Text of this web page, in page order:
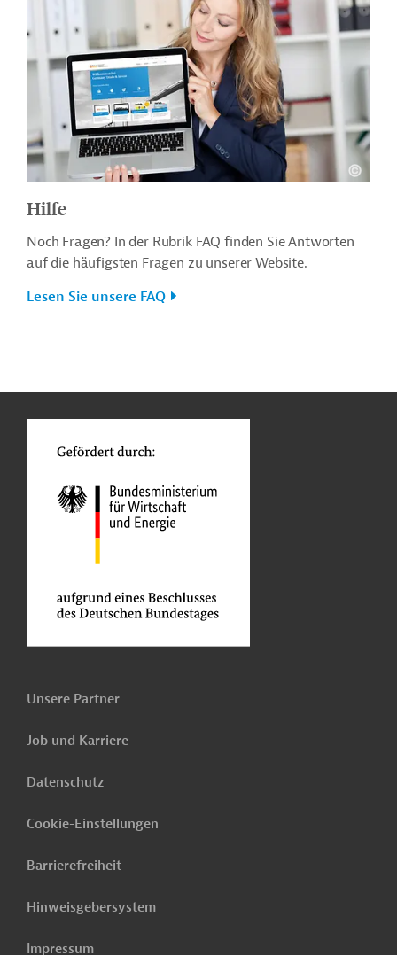
Hilfe
Noch Fragen? In der Rubrik FAQ finden Sie Antworten
auf die häufigsten Fragen zu unserer Website.
Lesen Sie unsere FAQ
Unsere Partner
Job und Karriere
Datenschutz
Cookie-Einstellungen
Barrierefreiheit
Hinweisgebersystem
Impressum